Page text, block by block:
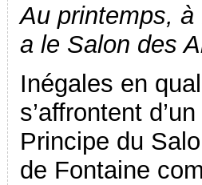
Au printemps,
a le Salon des
Inégales en
s’affrontent
Principe du
de Fontaine